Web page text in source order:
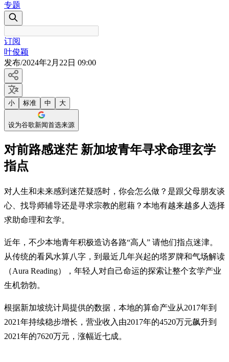
专题
订阅
叶俊颖
发布/2024年2月22日 09:00
小 标准 中 大
设为谷歌新闻首选来源
对前路感迷茫 新加坡青年寻求命理玄学
指点
对人生和未来感到迷茫疑惑时，你会怎么做？是跟父母朋友谈
心、找导师辅导还是寻求宗教的慰藉？本地有越来越多人选择
求助命理和玄学。
近年，不少本地青年积极造访各路“高人” 请他们指点迷津。
从传统的看风水算八字，到最近几年兴起的塔罗牌和气场解读
（Aura Reading），年轻人对自己命运的探索让整个玄学产业
生机勃勃。
根据新加坡统计局提供的数据，本地的算命产业从2017年到
2021年持续稳步增长，营业收入由2017年的4520万元飙升到
2021年的7620万元，涨幅近七成。